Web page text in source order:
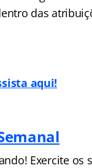
das
aqui!
Exercite